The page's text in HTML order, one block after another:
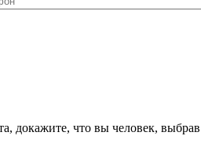
докажите, что вы человек, выбрав